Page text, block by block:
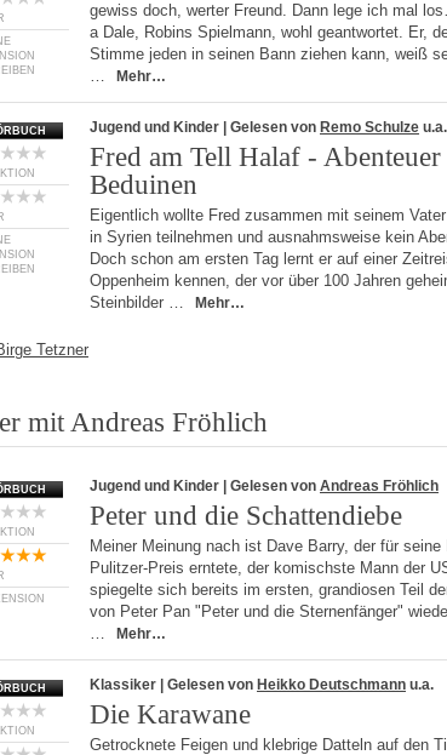
gewiss doch, werter Freund. Dann lege ich mal
a Dale, Robins Spielmann, wohl geantwortet. Er,
Stimme jeden in seinen Bann ziehen kann, weiß
…
Mehr…
Jugend und Kinder | Gelesen von Remo Schulze u.a.
Fred am Tell Halaf - Abenteuer
Beduinen
Eigentlich wollte Fred zusammen mit seinem
in Syrien teilnehmen und ausnahmsweise kein
Doch schon am ersten Tag lernt er auf einer
Oppenheim kennen, der vor über 100 Jahren
Steinbilder …
Mehr…
Tetzner
mit Andreas Fröhlich
Jugend und Kinder | Gelesen von Andreas Fröhlich
Peter und die Schattendiebe
Meiner Meinung nach ist Dave Barry, der für seine
Pulitzer-Preis erntete, der komischste Mann der
spiegelte sich bereits im ersten, grandiosen Teil
von Peter Pan "Peter und die Sternenfänger"
…
Mehr…
Klassiker | Gelesen von Heikko Deutschmann u.a.
Die Karawane
Getrocknete Feigen und klebrige Datteln auf den